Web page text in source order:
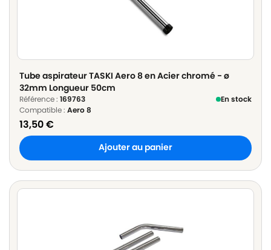
Tube aspirateur TASKI Aero 8 en Acier chromé - ø
32mm Longueur 50cm
Référence : 169763
En stock
Compatible : Aero 8
13,50€
Ajouter au panier